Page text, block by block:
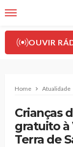
OUVIR
Home Atualidade
Crianças
gratuito à
Terra de